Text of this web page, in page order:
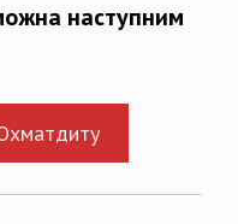
наступним